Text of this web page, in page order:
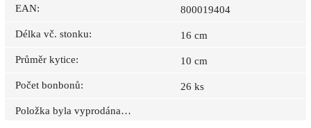
EAN: 800019404
Délka vč. stonku: 16 cm
Průměr kytice: 10 cm
Počet bonbonů: 26 ks
Položka byla vyprodána…